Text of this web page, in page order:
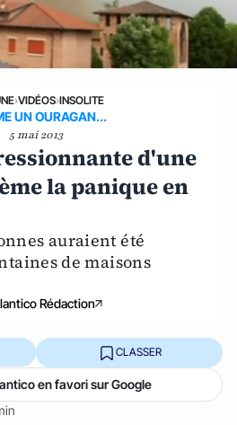
›VIDÉOS›INSOLITE
UN OURAGAN...
5 mai 2013
d'une
la panique en
auraient été
de maisons
Rédaction
CLASSER
en favori sur Google